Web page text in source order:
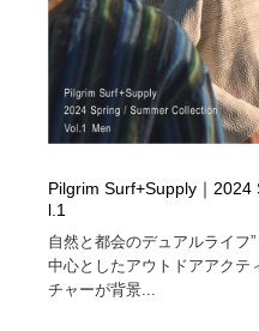
Pilgrim Surf+Supply｜
l.1
自然と都会のデュアルライフ
中心としたアウトドアアクテ
チャーが背景...